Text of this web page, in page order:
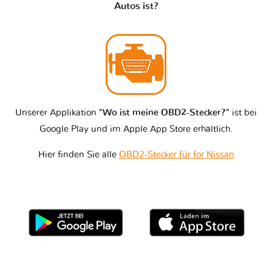
Autos ist?
Unserer Applikation "Wo ist meine OBD2-Stecker?" ist bei
Google Play und im Apple App Store erhältlich.
Hier finden Sie alle OBD2-Stecker für for Nissan